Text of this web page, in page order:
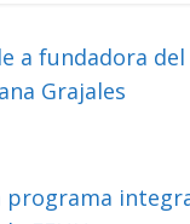
a fundadora
Grajales
programa